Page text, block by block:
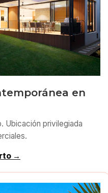
en
Ubicación privilegiada
→